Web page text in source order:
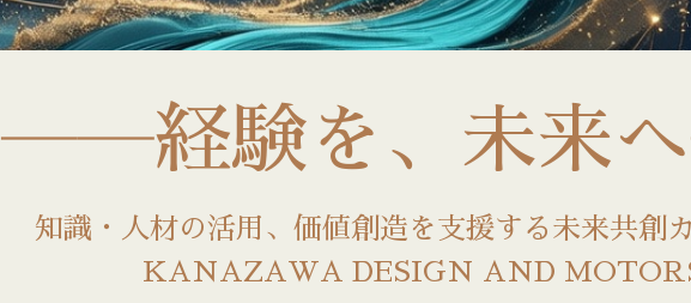
――経験を、未来
知識・人材の活用、価値創造を支援する未来共創
KANAZAWA DESIGN AND